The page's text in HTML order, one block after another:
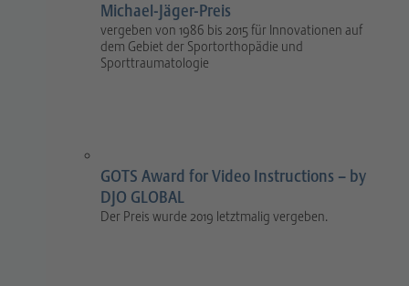
Michael-Jäger-Preis
vergeben von 1986 bis 2015 für Innovationen auf
dem Gebiet der Sportorthopädie und
Sporttraumatologie
GOTS Award for Video Instructions – by
DJO GLOBAL
Der Preis wurde 2019 letztmalig vergeben.